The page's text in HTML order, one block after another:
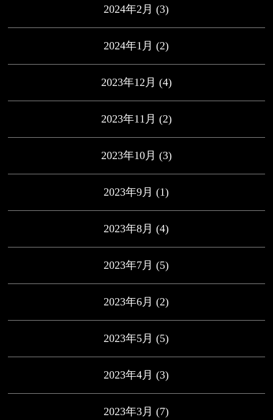
2024年2月 (3)
2024年1月 (2)
2023年12月 (4)
2023年11月 (2)
2023年10月 (3)
2023年9月 (1)
2023年8月 (4)
2023年7月 (5)
2023年6月 (2)
2023年5月 (5)
2023年4月 (3)
2023年3月 (7)